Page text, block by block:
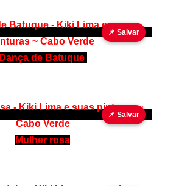
📌 Salvar
Dança de Batuque
📌 Salvar
Mulher rosa